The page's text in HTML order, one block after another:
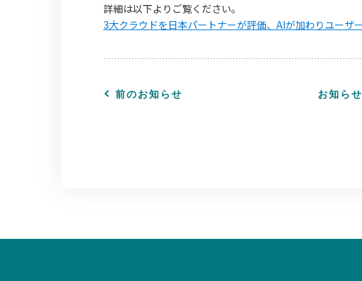
詳細は以下よりご覧ください。
3大クラウドを日本パートナーが評価、AIが加わりユーザ
前のお知らせ お知ら